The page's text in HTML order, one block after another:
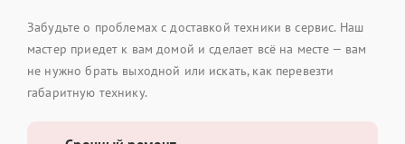
Забудьте о проблемах с доставкой техники в сервис. Наш
мастер приедет к вам домой и сделает всё на месте — вам
не нужно брать выходной или искать, как перевезти
габаритную технику.